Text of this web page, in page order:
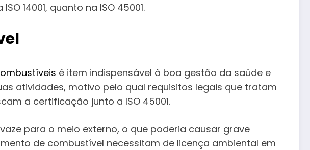
14001, quanto na ISO 45001.
é item indispensável à boa gestão da saúde e
atividades, motivo pelo qual requisitos legais que tratam
a certificação junto a ISO 45001.
para o meio externo, o que poderia causar grave
de combustível necessitam de licença ambiental em